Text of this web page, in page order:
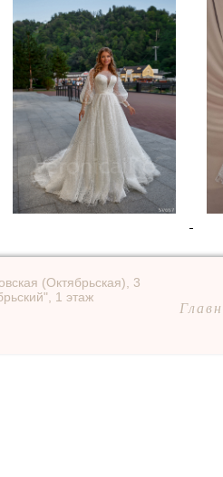
(Октябрьская), 3
1 этаж